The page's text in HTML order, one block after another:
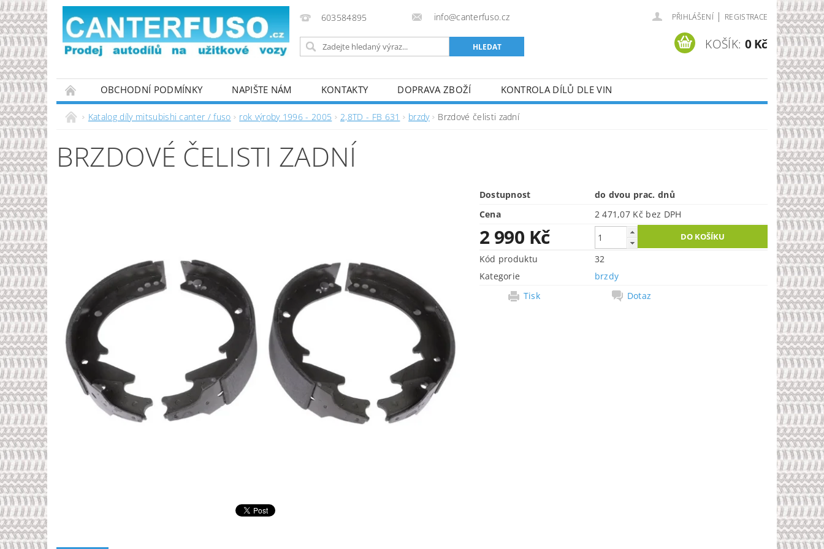
603584895 info@canterfuso.cz PŘIHLÁŠENÍ | REGISTRACE
KOŠÍK: 0 Kč
OBCHODNÍ PODMÍNKY NAPIŠTE NÁM KONTAKTY DOPRAVA ZBOŽÍ
KONTROLA DÍLŮ DLE VIN
PODMÍNKY OCHRANY OSOBNÍCH ÚDAJŮ
Katalog díly mitsubishi canter / fuso rok výroby 1996 - 2005 2,8TD - FB 631 brzdy Brzdové čelisti zadní
BRZDOVÉ ČELISTI ZADNÍ
Dostupnost
do dvou prac. dnů
Cena
2 471,07 Kč bez DPH
2 990 Kč
Kód produktu
32
Kategorie
brzdy
Tisk
Dotaz